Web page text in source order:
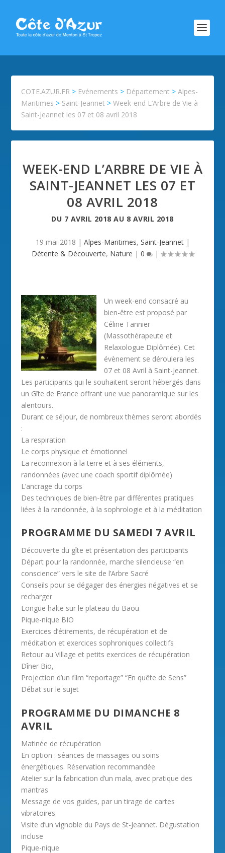
COTE.AZUR.FR > Evénements > Département >Alpes-
Maritimes > Saint-Jeannet >Week-end L’Arbre de Vie à
Saint-Jeannet les 07 et 08 avril 2018
WEEK-END L’ARBRE DE VIE À
SAINT-JEANNET LES 07 ET
08 AVRIL 2018
DU 7 AVRIL 2018 AU 8 AVRIL 2018
19 mai 2018 | Alpes-Maritimes, Saint-Jeannet|
Détente & Découverte, Nature | 0 |
Un week-end consacré au
bien-être est proposé par
Céline Tannier
(Massothérapeute et
Relaxologue Diplômée). Cet
évènement se déroulera les
07 et 08 Avril à Saint-Jeannet.
Les participants qui le souhaitent seront hébergés dans
un Gîte de France offrant une vue panoramique sur les
alentours.
Durant ce séjour, de nombreux thèmes seront abordés
:
La respiration
Le corps physique et émotionnel
La reconnexion à la terre et à ses éléments,
randonnées (avec une coach sportif diplômée)
L’ancrage du corps
Des techniques de bien-être par différentes pratiques
liées à la randonnée, à la sophrologie et à la méditation
PROGRAMME DU SAMEDI 7 AVRIL
Découverte du gîte et présentation des participants
Départ pour la randonnée, marche silencieuse “en
conscience” vers le site de l’Arbre Sacré
Conseils pour se dégager des énergies négatives et se
recharger
Longue halte sur le plateau du Baou
Pique-nique BIO
Exercices d’étirements, de récupération et de
méditation et exercices sophroniques collectifs
Retour au Village et petits exercices de récupération
Dîner Bio,
Projection d’un film “reportage” “En quête de Sens”
Débat sur le sujet
PROGRAMME DU DIMANCHE 8
AVRIL
Matinée de récupération
En option : séances de massages ou soins
énergétiques. Réservation recommandée
Atelier sur la fabrication d’un mala, avec pratique des
mantras
Message de vos guides, par un tirage de cartes
vibratoires
Visite d’un vignoble du Pays de St-Jeannet. Dégustation
incluse
Pique-nique